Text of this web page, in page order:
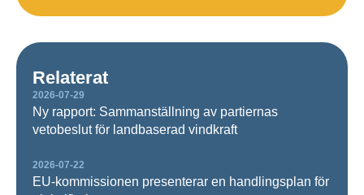
Relaterat
2026-07-29
Ny rapport: Sammanställning av partiernas
vetobeslut för landbaserad vindkraft
2026-07-22
EU-kommissionen presenterar en handlingsplan för